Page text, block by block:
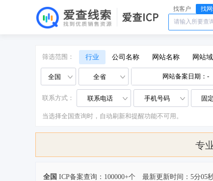
找客户 找
筛选范围： 行业 公司名称 网站名称 网站
全国 全省
联系方式： 联系电话 手机号码 固
当选择全国查询时，自动刷新和提醒功能不可用。
专
全国 ICP备案查询：100000+个 最新更新时间：5分05